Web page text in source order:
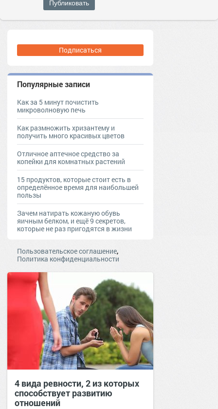
Публиковать
Подписаться
Популярные записи
Как за 5 минут почистить
микроволновую печь
Как размножить хризантему и
получить много красивых цветов
Отличное аптечное средство за
копейки для комнатных растений
15 продуктов, которые стоит есть в
определённое время для наибольшей
пользы
Зачем натирать кожаную обувь
яичным белком, и ещё 9 секретов,
которые не раз пригодятся в жизни
Пользовательское соглашение,
Политика конфиденциальности
4 вида ревности, 2 из которых
способствует развитию
отношений